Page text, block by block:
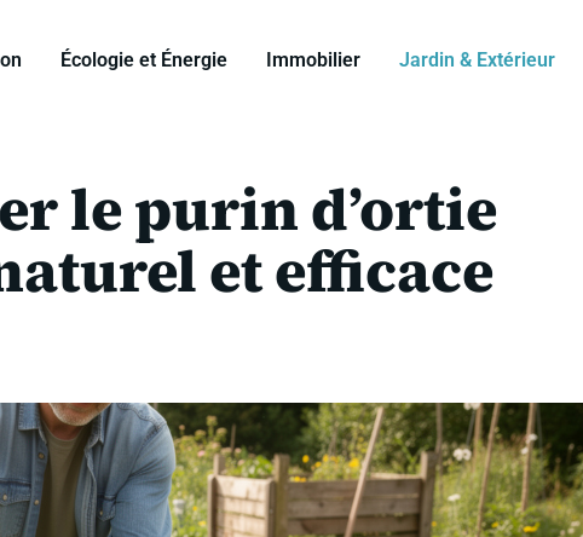
Écologie et Énergie Immobilier Jardin & Extérieur
le purin d’ortie
et efficace